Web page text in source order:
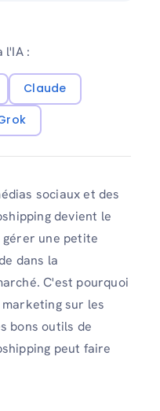
l'IA :
Claude
sociaux et des
devient le
gérer une petite
dans la
C'est pourquoi
sur les
bons outils de
peut faire